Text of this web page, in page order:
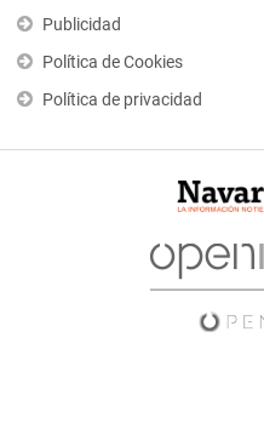
Publicidad
Política de Cookies
Política de privacidad